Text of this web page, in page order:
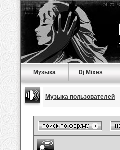
Музыка Dj Mixes
Музыка пользователей